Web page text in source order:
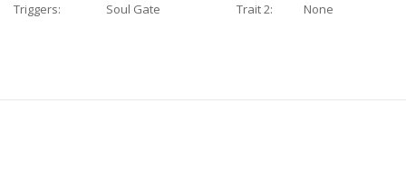
Triggers:
Soul Gate Trait 2: None